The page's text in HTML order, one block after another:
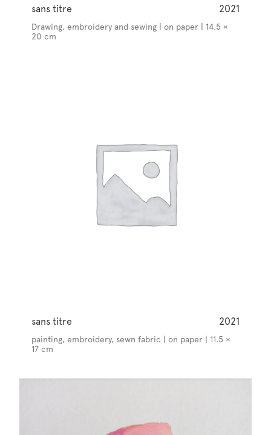
sans titre 2021
Drawing, embroidery and sewing | on paper | 14.5 ×
20 cm
sans titre 2021
painting, embroidery, sewn fabric | on paper | 11.5 ×
17 cm